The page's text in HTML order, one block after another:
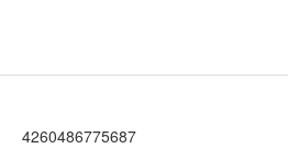
4260486775687